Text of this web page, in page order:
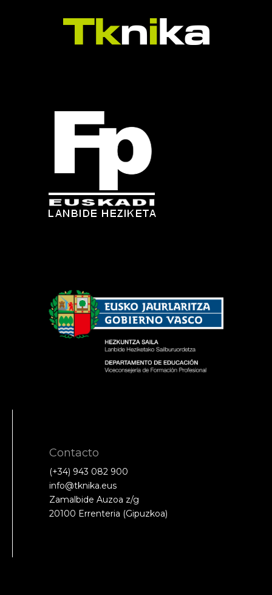
Contacto
(+34) 943 082 900
info@tknika.eus
Zamalbide Auzoa z/g
20100 Errenteria (Gipuzkoa)